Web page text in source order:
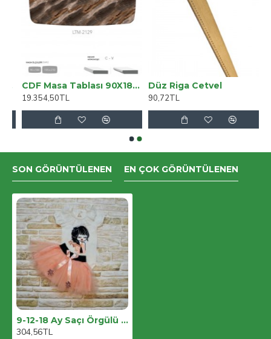
CDF Masa Tablası 90X180 - DCLTM2129
19.354,50TL
Düz Riga Cetvel
90,72TL
SON GÖRÜNTÜLENEN EN ÇOK GÖRÜNTÜLENEN
9-12-18 Ay Saçı Örgülü Kız Nakışlı Kurdelalı Kısa Kollu Tütü Etek 2li Kız Bebek Takımı
304,56TL